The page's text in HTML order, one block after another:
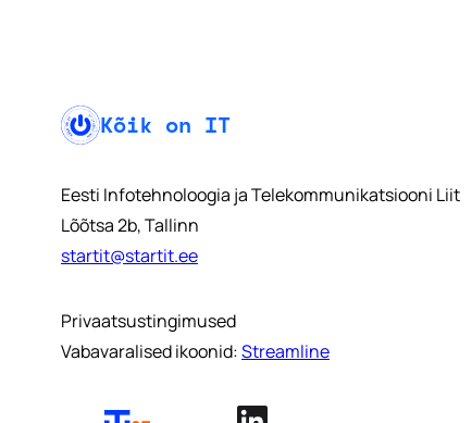
Kõik on IT
Eesti Infotehnoloogia ja Telekommunikatsiooni Liit
Lõõtsa 2b, Tallinn
startit@startit.ee
Privaatsustingimused
Vabavaralised ikoonid:Streamline